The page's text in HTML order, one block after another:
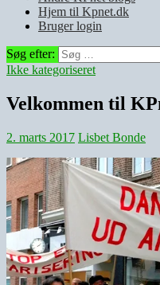
Hjem til Kpnet.dk
Bruger login
Søg efter:
Ikke kategoriseret
Velkommen til
2. marts 2017 Lisbet Bonde